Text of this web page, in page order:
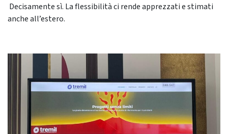
Decisamente sì. La flessibilità ci rende apprezzati e stimati
anche all’estero.